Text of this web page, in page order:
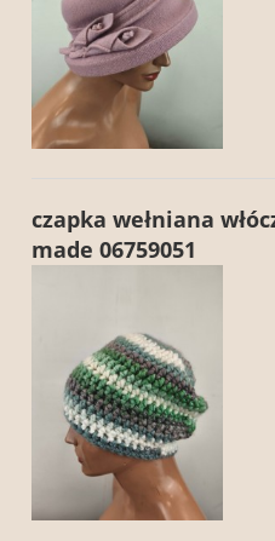
czapka wełniana
made 06759051